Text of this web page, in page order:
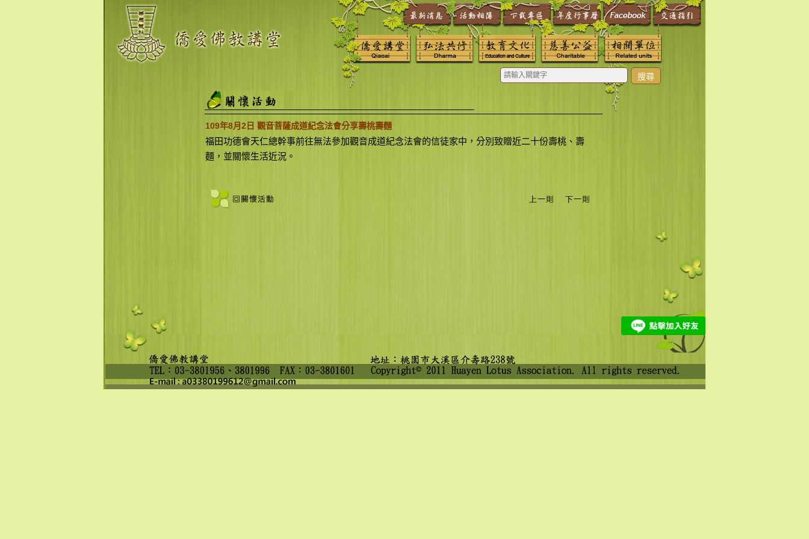
搜尋
109年8月2日 觀音菩薩成道紀念法會分享壽桃壽麵
福田功德會天仁總幹事前往無法參加觀音成道紀念法會的信徒家中，分別致贈近二十份壽桃、壽
麵，並關懷生活近況。